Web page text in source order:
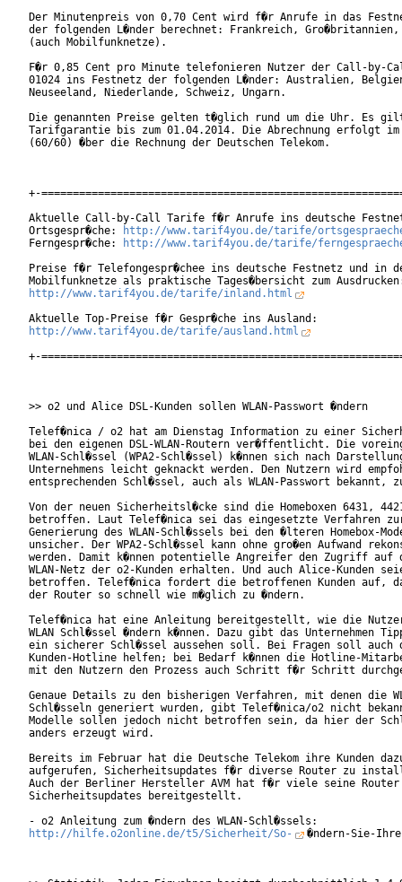
Der Minutenpreis von 0,70 Cent wird f�r Anrufe in das
der folgenden L�nder berechnet: Frankreich, Gro�britannien,
(auch Mobilfunknetze).
F�r 0,85 Cent pro Minute telefonieren Nutzer der Call-by-
01024 ins Festnetz der folgenden L�nder: Australien,
Neuseeland, Niederlande, Schweiz, Ungarn.
Die genannten Preise gelten t�glich rund um die Uhr. Es
Tarifgarantie bis zum 01.04.2014. Die Abrechnung erfolgt
(60/60) �ber die Rechnung der Deutschen Telekom.
+-
Aktuelle Call-by-Call Tarife f�r Anrufe ins deutsche
Ortsgespr�che:
http://www.tarif4you.de/tarife/
Ferngespr�che:
http://www.tarif4you.de/tarife/
Preise f�r Telefongespr�chee ins deutsche Festnetz und in
http://www.tarif4you.de/tarife/inland.html
http://www.tarif4you.de/tarife/ausland.html
+-
>> o2 und Alice DSL-Kunden sollen WLAN-Passwort �ndern
Telef�nica / o2 hat am Dienstag Information zu einer
bei den eigenen DSL-WLAN-Routern ver�ffentlicht. Die
WLAN-Schl�ssel (WPA2-Schl�ssel) k�nnen sich nach
Unternehmens leicht geknackt werden. Den Nutzern wird
entsprechenden Schl�ssel, auch als WLAN-Passwort bekannt,
Von der neuen Sicherheitsl�cke sind die Homeboxen 6431,
betroffen. Laut Telef�nica sei das eingesetzte Verfahren
Generierung des WLAN-Schl�ssels bei den �lteren Homebox-
unsicher. Der WPA2-Schl�ssel kann ohne gro�en Aufwand
werden. Damit k�nnen potentielle Angreifer den Zugriff auf
WLAN-Netz der o2-Kunden erhalten. Und auch Alice-Kunden
betroffen. Telef�nica fordert die betroffenen Kunden auf,
der Router so schnell wie m�glich zu �ndern.
Telef�nica hat eine Anleitung bereitgestellt, wie die
WLAN Schl�ssel �ndern k�nnen. Dazu gibt das Unternehmen
ein sicherer Schl�ssel aussehen soll. Bei Fragen soll auch
Kunden-Hotline helfen; bei Bedarf k�nnen die Hotline-
mit den Nutzern den Prozess auch Schritt f�r Schritt
Genaue Details zu den bisherigen Verfahren, mit denen die
Schl�sseln generiert wurden, gibt Telef�nica/o2 nicht
Modelle sollen jedoch nicht betroffen sein, da hier der
anders erzeugt wird.
Bereits im Februar hat die Deutsche Telekom ihre Kunden
aufgerufen, Sicherheitsupdates f�r diverse Router zu
Auch der Berliner Hersteller AVM hat f�r viele seine Router
Sicherheitsupdates bereitgestellt.
http://hilfe.o2online.de/t5/Sicherheit/So-
�ndern-Sie-